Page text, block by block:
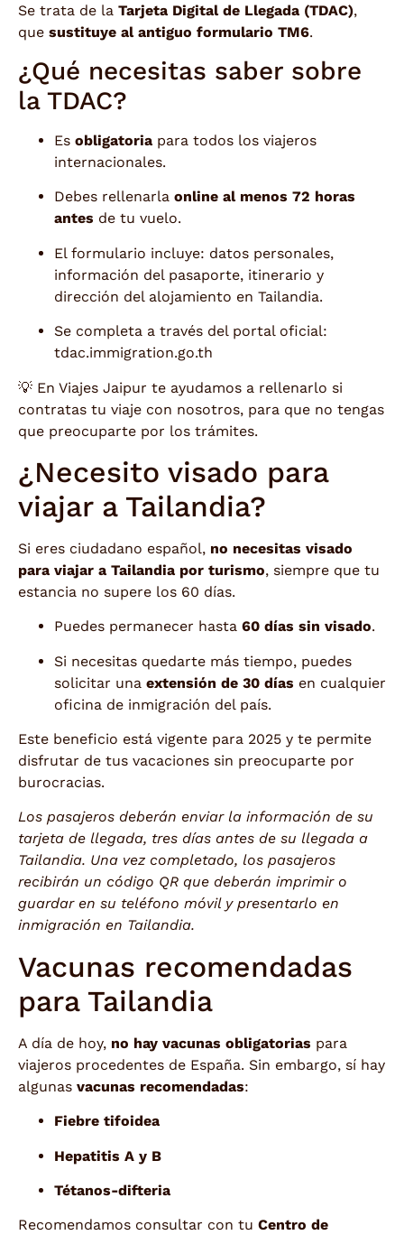
Se trata de la Tarjeta Digital de Llegada (TDAC),
que sustituye al antiguo formulario TM6.
¿Qué necesitas saber sobre
la TDAC?
Es obligatoria para todos los viajeros
internacionales.
Debes rellenarla online al menos 72 horas
antes de tu vuelo.
El formulario incluye: datos personales,
información del pasaporte, itinerario y
dirección del alojamiento en Tailandia.
Se completa a través del portal oficial:
tdac.immigration.go.th
💡 En Viajes Jaipur te ayudamos a rellenarlo si
contratas tu viaje con nosotros, para que no tengas
que preocuparte por los trámites.
¿Necesito visado para
viajar a Tailandia?
Si eres ciudadano español, no necesitas visado
para viajar a Tailandia por turismo, siempre que tu
estancia no supere los 60 días.
Puedes permanecer hasta 60 días sin visado.
Si necesitas quedarte más tiempo, puedes
solicitar una extensión de 30 días en cualquier
oficina de inmigración del país.
Este beneficio está vigente para 2025 y te permite
disfrutar de tus vacaciones sin preocuparte por
burocracias.
Los pasajeros deberán enviar la información de su
tarjeta de llegada, tres días antes de su llegada a
Tailandia. Una vez completado, los pasajeros
recibirán un código QR que deberán imprimir o
guardar en su teléfono móvil y presentarlo en
inmigración en Tailandia.
Vacunas recomendadas
para Tailandia
A día de hoy, no hay vacunas obligatorias para
viajeros procedentes de España. Sin embargo, sí hay
algunas vacunas recomendadas:
Fiebre tifoidea
Hepatitis A y B
Tétanos-difteria
Recomendamos consultar con tu Centro de